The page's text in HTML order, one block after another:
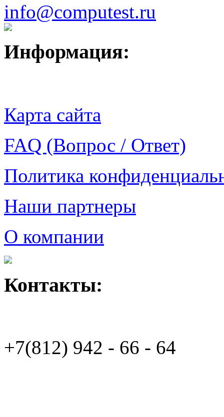
info@computest.ru
Информация:
Карта сайта
FAQ (Вопрос / Ответ)
Политика
Наши партнеры
О компании
Контакты:
+7(812) 942 - 66 - 64